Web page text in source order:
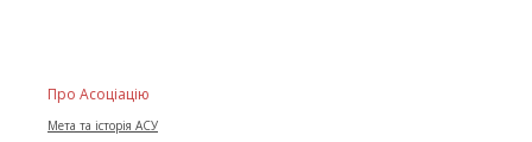
Про Асоціацію
Мета та історія АСУ